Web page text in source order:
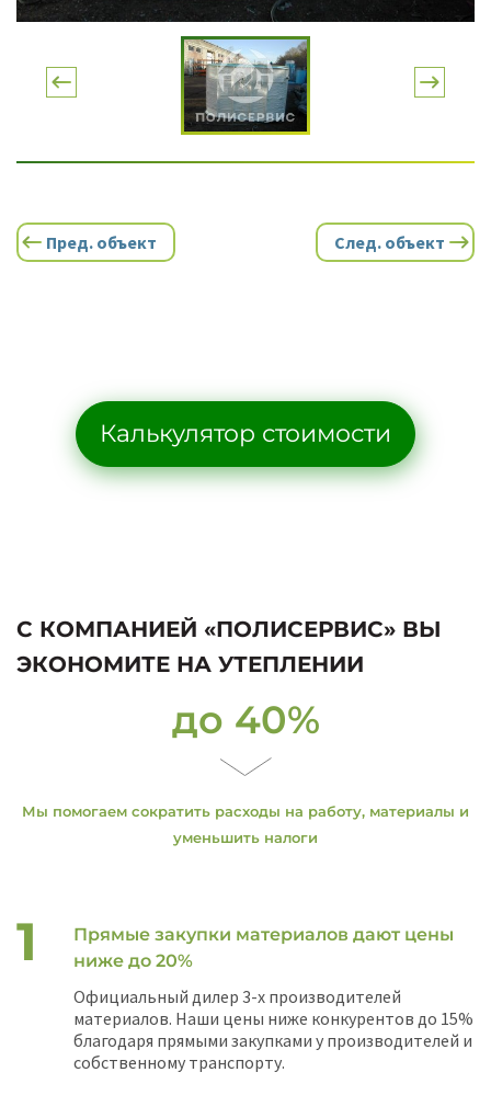
Пред. объект След. объект
Калькулятор стоимости
С КОМПАНИЕЙ «ПОЛИСЕРВИС» ВЫ
ЭКОНОМИТЕ НА УТЕПЛЕНИИ
до 40%
Мы помогаем сократить расходы на работу, материалы и
уменьшить налоги
Прямые закупки материалов дают цены
ниже до 20%
Официальный дилер 3-х производителей
материалов. Наши цены ниже конкурентов до 15%
благодаря прямыми закупками у производителей и
собственному транспорту.